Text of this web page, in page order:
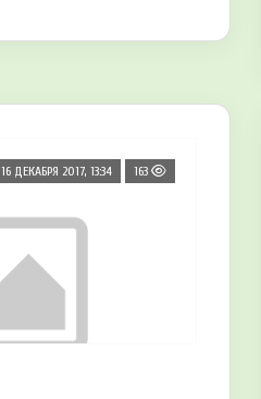
16 ДЕКАБРЯ 2017, 13:34 163